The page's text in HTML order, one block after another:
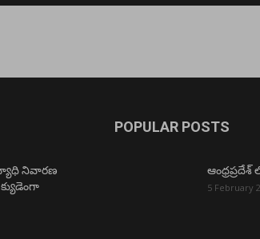
వ్యాధి నివారణ
POPULAR POSTS
5 February